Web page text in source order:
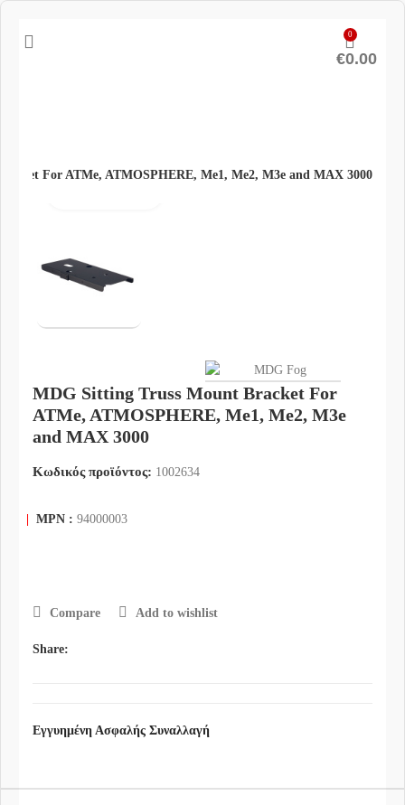
0
€0.00
For ATMe, ATMOSPHERE, Me1, Me2, M3e and MAX 3000
MDG Sitting Truss Mount Bracket For
ATMe, ATMOSPHERE, Me1, Me2, M3e
and MAX 3000
Κωδικός προϊόντος: 1002634
MPN : 94000003
Compare Add to wishlist
Share:
Εγγυημένη Ασφαλής Συναλλαγή